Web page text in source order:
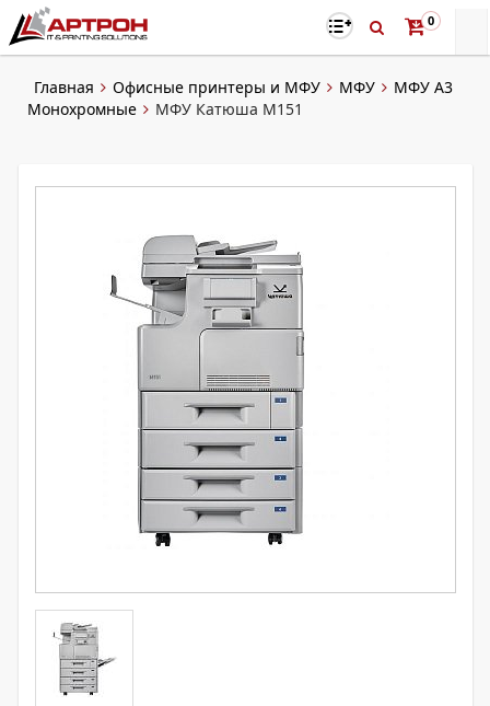
0
Главная Офисные принтеры и МФУ МФУ
МФУ А3
Монохромные
МФУ Катюша М151